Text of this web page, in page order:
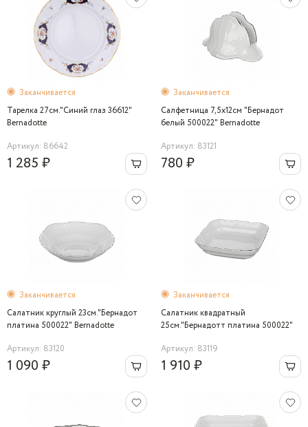
Заканчивается
Тарелка 27см."Синий глаз 36612"
Bernadotte
Артикул: 86642
1 285 ₽
Заканчивается
Салфетница 7,5х12см "Бернадот
белый 500022" Bernadotte
Артикул: 83121
780 ₽
Заканчивается
Салатник круглый 23см."Бернадот
платина 500022" Bernadotte
Артикул: 83120
1 090 ₽
Заканчивается
Салатник квадратный
25см."Бернадотт платина 500022"
Артикул: 83119
1 910 ₽